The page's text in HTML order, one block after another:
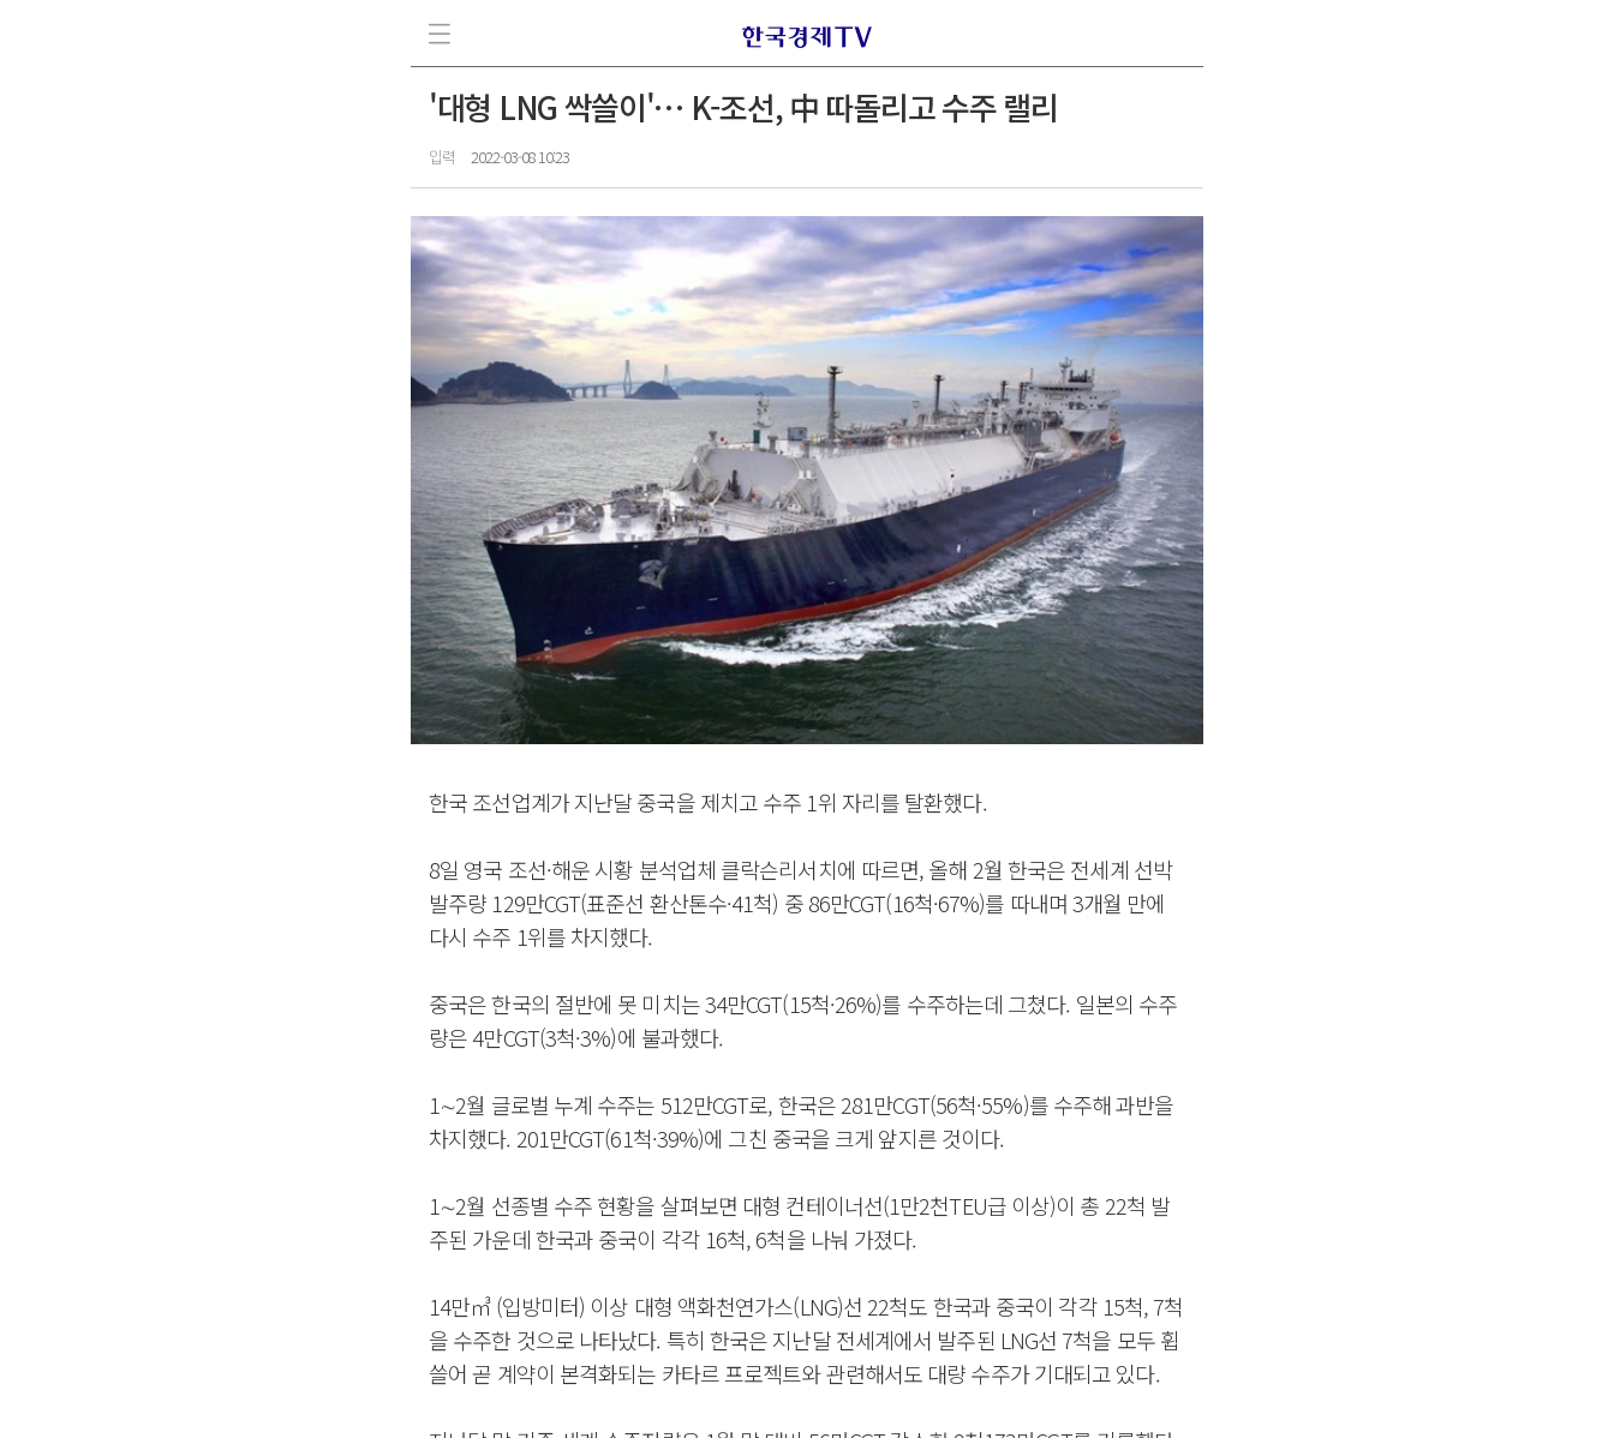
'대형 LNG 싹쓸이'… K-조선, 中 따돌리고 수주 랠리
입력 2022-03-08 10:23
한국 조선업계가 지난달 중국을 제치고 수주 1위 자리를 탈환했다.
8일 영국 조선·해운 시황 분석업체 클락슨리서치에 따르면, 올해 2월 한국은 전세계 선박
발주량 129만CGT(표준선 환산톤수·41척) 중 86만CGT(16척·67%)를 따내며 3개월 만에
다시 수주 1위를 차지했다.
중국은 한국의 절반에 못 미치는 34만CGT(15척·26%)를 수주하는데 그쳤다. 일본의 수주
량은 4만CGT(3척·3%)에 불과했다.
1∼2월 글로벌 누계 수주는 512만CGT로, 한국은 281만CGT(56척·55%)를 수주해 과반을
차지했다. 201만CGT(61척·39%)에 그친 중국을 크게 앞지른 것이다.
1∼2월 선종별 수주 현황을 살펴보면 대형 컨테이너선(1만2천TEU급 이상)이 총 22척 발
주된 가운데 한국과 중국이 각각 16척, 6척을 나눠 가졌다.
14만㎥ (입방미터) 이상 대형 액화천연가스(LNG)선 22척도 한국과 중국이 각각 15척, 7척
을 수주한 것으로 나타났다. 특히 한국은 지난달 전세계에서 발주된 LNG선 7척을 모두 휩
쓸어 곧 계약이 본격화되는 카타르 프로젝트와 관련해서도 대량 수주가 기대되고 있다.